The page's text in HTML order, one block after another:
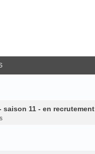
11 - en recrutement